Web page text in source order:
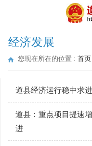
经济发展
您现在所在的位置 : 首页
道县经济运行稳中求进
道县：重点项目提速
进